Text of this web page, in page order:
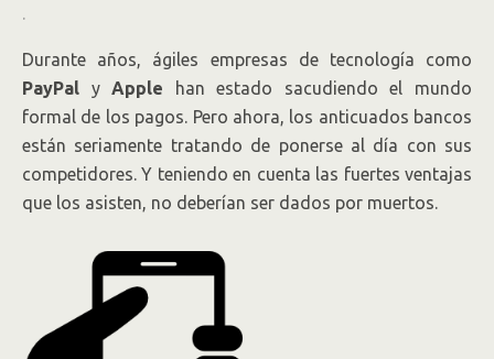
.
Durante años, ágiles empresas de tecnología como
PayPal yApple han estado sacudiendo el mundo
formal de los pagos. Pero ahora, los anticuados bancos
están seriamente tratando de ponerse al día con sus
competidores. Y teniendo en cuenta las fuertes ventajas
que los asisten, no deberían ser dados por muertos.